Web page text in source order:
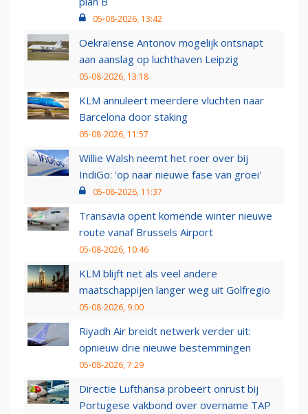
05-08-2026, 13:42
Oekraïense Antonov mogelijk ontsnapt
aan aanslag op luchthaven Leipzig
05-08-2026, 13:18
KLM annuleert meerdere vluchten naar
Barcelona door staking
05-08-2026, 11:57
Willie Walsh neemt het roer over bij
IndiGo: 'op naar nieuwe fase van groei'
05-08-2026, 11:37
Transavia opent komende winter nieuwe
route vanaf Brussels Airport
05-08-2026, 10:46
KLM blijft net als veel andere
maatschappijen langer weg uit Golfregio
05-08-2026, 9:00
Riyadh Air breidt netwerk verder uit:
opnieuw drie nieuwe bestemmingen
05-08-2026, 7:29
Directie Lufthansa probeert onrust bij
Portugese vakbond over overname TAP